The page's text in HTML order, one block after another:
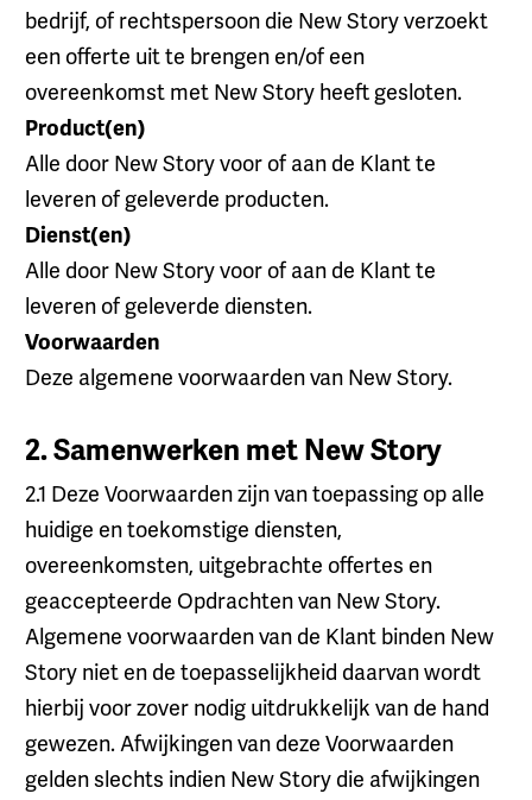
bedrijf, of rechtspersoon die New Story verzoekt
een offerte uit te brengen en/of een
overeenkomst met New Story heeft gesloten.
Product(en)
Alle door New Story voor of aan de Klant te
leveren of geleverde producten.
Dienst(en)
Alle door New Story voor of aan de Klant te
leveren of geleverde diensten.
Voorwaarden
Deze algemene voorwaarden van New Story.
2. Samenwerken met New Story
2.1 Deze Voorwaarden zijn van toepassing op alle
huidige en toekomstige diensten,
overeenkomsten, uitgebrachte offertes en
geaccepteerde Opdrachten van New Story.
Algemene voorwaarden van de Klant binden New
Story niet en de toepasselijkheid daarvan wordt
hierbij voor zover nodig uitdrukkelijk van de hand
gewezen. Afwijkingen van deze Voorwaarden
gelden slechts indien New Story die afwijkingen